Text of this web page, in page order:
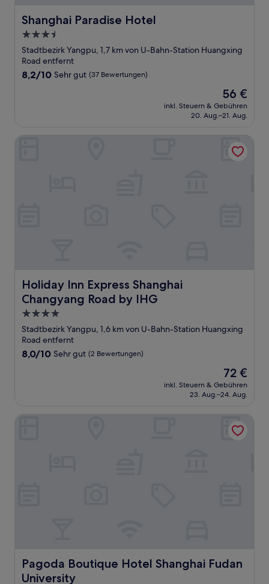
Shanghai Paradise Hotel
Shanghai Paradise Hotel
3.5-
Sterne-
Unterkunft
Stadtbezirk Yangpu, 1,7 km von U-Bahn-Station Huangxing
Road entfernt
8.2
Bewertungen)
8,2/10 Sehr gut (37 Bewertungen)
Der
Preis
beträgt
56 €
inkl. Steuern & Gebühren
20. Aug.–21. Aug.
Holiday Inn Express Shanghai
Changyang Road by IHG
Holiday Inn Express Shanghai Changyang Road by IHG
4.0-
Sterne-
Unterkunft
Stadtbezirk Yangpu, 1,6 km von U-Bahn-Station Huangxing
Road entfernt
8.0
Bewertungen)
8,0/10 Sehr gut (2 Bewertungen)
Der
Preis
beträgt
72 €
inkl. Steuern & Gebühren
23. Aug.–24. Aug.
Holiday Inn Express Shanghai Changyang Road by IHG
Pagoda Boutique Hotel Shanghai Fudan
University
Pagoda Boutique Hotel Shanghai Fudan University